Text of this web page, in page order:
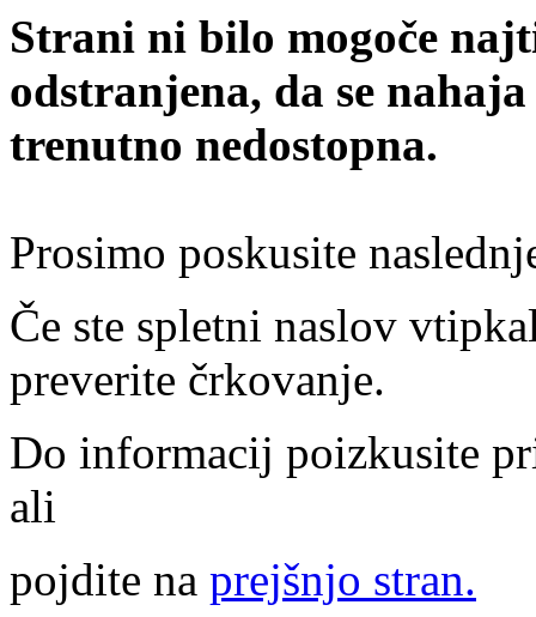
Strani ni bilo mogoče
odstranjena, da se
trenutno nedostopna.
Prosimo poskusite
Če ste spletni naslov
preverite črkovanje.
Do informacij poizkusite
ali
pojdite na prejšnjo stran.